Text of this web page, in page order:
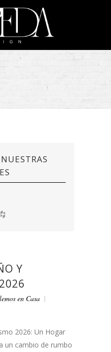
Y
en Casa
2026: Un Hogar
un cambio de rumbo